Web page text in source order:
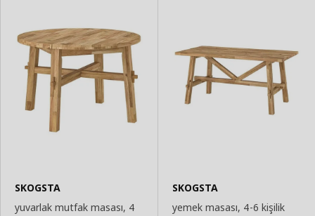
SKOGSTA
yuvarlak mutfak masası, 4
SKOGSTA
yemek masası, 4-6 kişilik